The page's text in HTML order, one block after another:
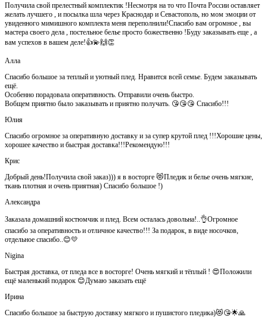
Получила свой прелестный комплектик !Несмотря на то что Почта России оставляет
желать лучшего , и посылка шла через Краснодар и Севастополь, но мом эмоции от
увиденного мимишного комплекта меня переполнили!Спасибо вам огромное , вы
мастера своего дела , постельное белье просто божественно !Буду заказывать еще , а
вам успехов в вашем деле!👍💫🙌👏
Алла
Спасибо большое за теплый и уютный плед. Нравится всей семье. Будем заказывать
ещё.
Особенно порадовала оперативность. Отправили очень быстро.
Вобщем приятно было заказывать и приятно получать. 😘😘😘 Спасибо!!!
Юлия
Спасибо огромное за оперативную доставку и за супер крутой плед !!!Хорошие цены,
хорошее качество и быстрая доставка!!!Рекомендую!!!
Крис
Добрый день!Получила свой заказ))) я в восторге 😻Пледик и белье очень мягкие,
ткань плотная и очень приятная) Спасибо большое !)
Александра
Заказала домашний костюмчик и плед. Всем осталась довольна!..👌Огромное
спасибо за оперативность и отличное качество!!! За подарок, в виде носочков,
отдельное спасибо..😊💛
Nigina
Быстрая доставка, от пледа все в восторге! Очень мягкий и тёплый ! 😍Положили
ещё маленький подарок 😊Думаю заказать ещё
Ирина
Спасибо большое за быструю доставку мягкого и пушистого пледика)😻😘🌟🙏